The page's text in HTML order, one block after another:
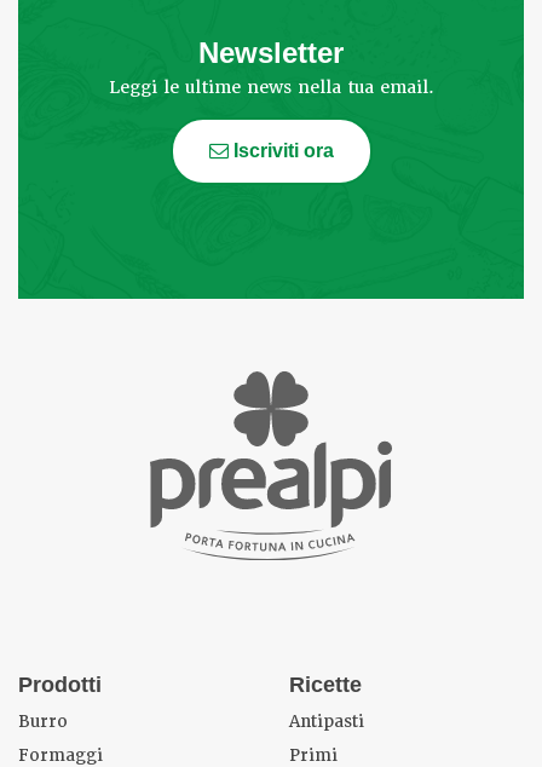
Newsletter
Leggi le ultime news nella tua email.
Iscriviti ora
Prodotti
Burro
Formaggi
Ricette
Antipasti
Primi